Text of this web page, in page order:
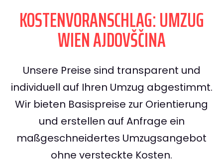
KOSTENVORANSCHLAG: UMZUG
WIEN AJDOVŠČINA
Unsere Preise sind transparent und
individuell auf Ihren Umzug abgestimmt.
Wir bieten Basispreise zur Orientierung
und erstellen auf Anfrage ein
maßgeschneidertes Umzugsangebot
ohne versteckte Kosten.